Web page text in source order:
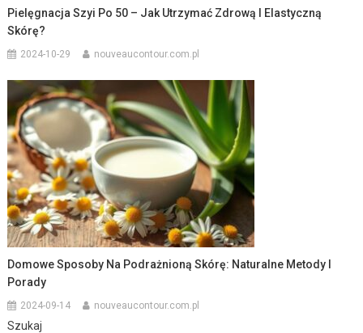
Pielęgnacja Szyi Po 50 – Jak Utrzymać Zdrową I Elastyczną
Skórę?
2024-10-29 nouveaucontour.com.pl
Domowe Sposoby Na Podrażnioną Skórę: Naturalne Metody I
Porady
2024-09-14 nouveaucontour.com.pl
Szukaj